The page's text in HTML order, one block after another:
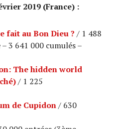
2019 (France) :
fait au Bon Dieu ? / 1 488
3 641 000 cumulés –
The hidden world
/ 1 225
de Cupidon/ 630